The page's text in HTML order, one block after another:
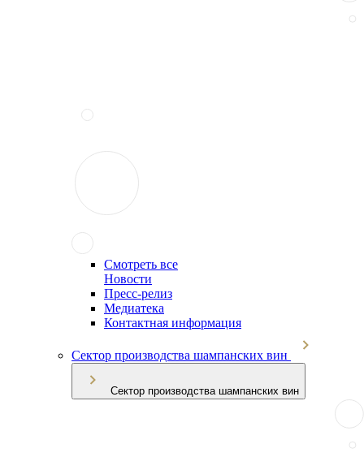
Смотреть все
Новости
Пресс-релиз
Медиатека
Контактная информация
Сектор производства шампанских вин
Сектор производства шампанских вин